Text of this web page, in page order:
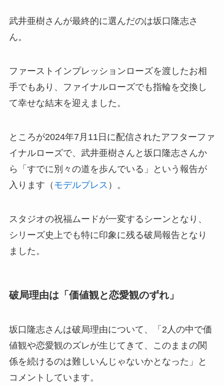
武井亜樹さんが最終的に選んだのは坂口隆志さ
ん。
ファーストインプレッションローズを渡したお相
手でもあり、ファイナルローズでも指輪を交換し
て幸せな結末を迎えました。
ところが2024年7月11日に配信されたアフターファ
イナルローズで、武井亜樹さんと坂口隆志さんか
ら「すでに別々の道を歩んでいる」という報告が
入ります（ モデルプレス ）。
スタジオの祝福ムードが一変するシーンとなり、
シリーズ史上でも特に印象に残る破局報告となり
ました。
破局理由は「価値観と恋愛観のずれ」
坂口隆志さんは破局理由について、「2人の中で価
値観や恋愛観のズレが生じてきて、このままの関
係を続けるのは難しいんじゃないかとなった」と
コメントしています。